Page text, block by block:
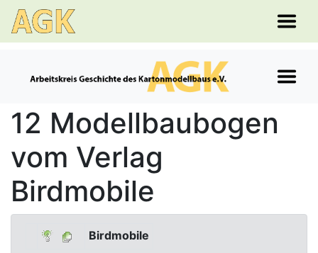
12 Modellbaubogen
vom Verlag
Birdmobile
Birdmobile